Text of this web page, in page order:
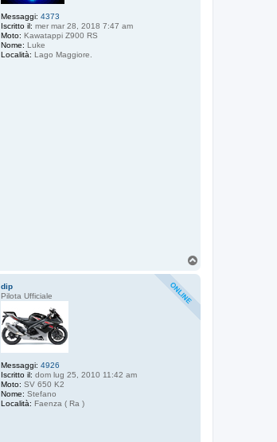
Messaggi: 4373
Iscritto il: mer mar 28, 2018 7:47 am
Moto: Kawatappi Z900 RS
Nome: Luke
Località: Lago Maggiore.
dip
Pilota Ufficiale
Messaggi: 4926
Iscritto il: dom lug 25, 2010 11:42 am
Moto: SV 650 K2
Nome: Stefano
Località: Faenza ( Ra )